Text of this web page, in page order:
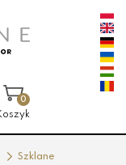
0
Szklane